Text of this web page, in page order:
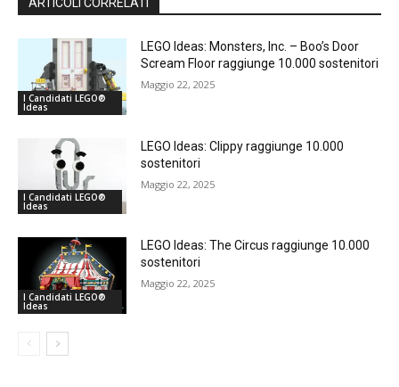
I Candidati LEGO®
Ideas
LEGO Ideas: Monsters, Inc. – Boo’s Door
Scream Floor raggiunge 10.000 sostenitori
Maggio 22, 2025
I Candidati LEGO®
Ideas
LEGO Ideas: Clippy raggiunge 10.000
sostenitori
Maggio 22, 2025
I Candidati LEGO®
Ideas
LEGO Ideas: The Circus raggiunge 10.000
sostenitori
Maggio 22, 2025